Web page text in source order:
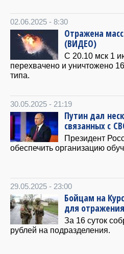
02.06.2025 - 8:30
Отражена
(ВИДЕО)
С 20.10 мск 1
перехвачено и уничтожено
типа.
30.05.2025 - 21:19
Путин дал
связанных с
Президент
обеспечить организацию
29.05.2025 - 23:00
Бойцам на
для
За 16 суток
рублей на подразделения.